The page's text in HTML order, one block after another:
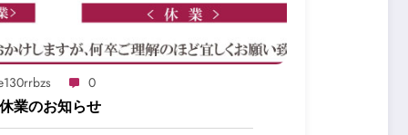
0
業のお知らせ